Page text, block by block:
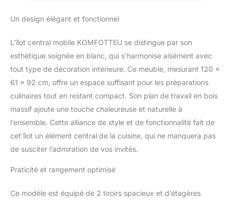
capacité de charge allant
une utilisation flexible de
l'espace de préparation.
ESPACE DE
POUR RANGEMENT : En
plus du plan de travail
spacieux, cette desserte
de cuisine offre des
tiroirs pratiques, des
étagères latérales et une
armoire à deux portes
ustensiles de cuisine.
pièce bien rangée et
Un design élégant et fonctionnel
L’îlot central mobile KOMFOTTEU se distingue par son
esthétique soignée en blanc, qui s’harmonise aisément avec
tout type de décoration intérieure. Ce meuble, mesurant 120 x
61 x 92 cm, offre un espace suffisant pour les préparations
culinaires tout en restant compact. Son plan de travail en bois
massif ajoute une touche chaleureuse et naturelle à
l’ensemble. Cette alliance de style et de fonctionnalité fait de
cet îlot un élément central de la cuisine, qui ne manquera pas
de susciter l’admiration de vos invités.
Praticité et rangement optimisé
Ce modèle est équipé de 2 tiroirs spacieux et d’étagères